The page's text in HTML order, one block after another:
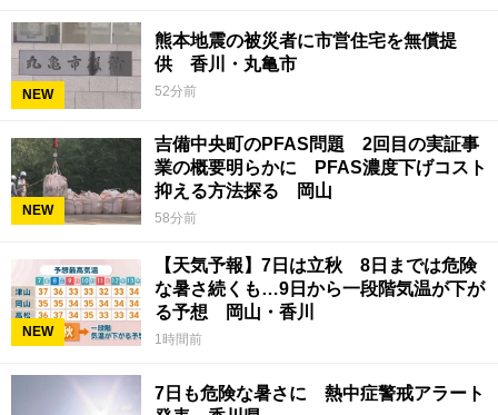
NEW
熊本地震の被災者に市営住宅を無償提
供 香川・丸亀市
52分前
NEW
吉備中央町のPFAS問題 2回目の実証事
業の概要明らかに PFAS濃度下げコスト
抑える方法探る 岡山
58分前
NEW
【天気予報】7日は立秋 8日までは危険
な暑さ続くも…9日から一段階気温が下が
る予想 岡山・香川
1時間前
7日も危険な暑さに 熱中症警戒アラート